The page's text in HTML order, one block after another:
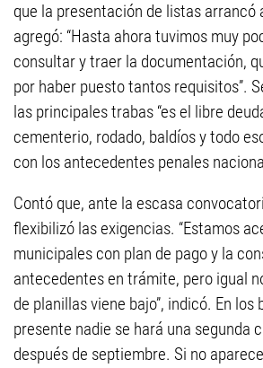
que la presentación de listas arrancó
agregó: “Hasta ahora tuvimos muy
consultar y traer la documentación,
por haber puesto tantos requisitos”.
las principales trabas “es el libre
cementerio, rodado, baldíos y todo
con los antecedentes penales
Contó que, ante la escasa
flexibilizó las exigencias. “Estamos
municipales con plan de pago y la
antecedentes en trámite, pero igual
de planillas viene bajo”, indicó. En los
presente nadie se hará una segunda
después de septiembre. Si no